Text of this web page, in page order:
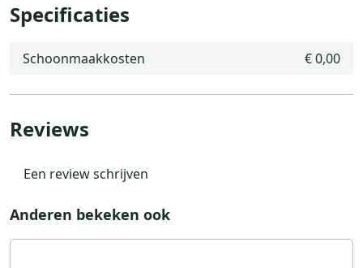
Specificaties
Schoonmaakkosten € 0,00
Reviews
Een review schrijven
Anderen bekeken ook